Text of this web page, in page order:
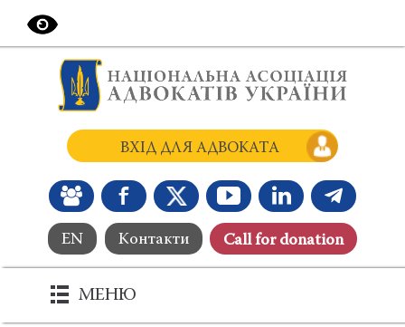
EN Контакти Сall for donation
ВХІД ДЛЯ АДВОКАТА
МЕНЮ